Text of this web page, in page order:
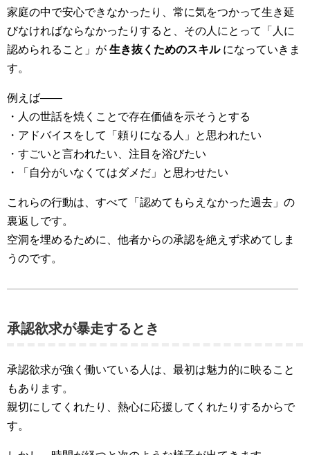
家庭の中で安心できなかったり、常に気をつかって生き延
びなければならなかったりすると、その人にとって「人に
認められること」が 生き抜くためのスキルになっていきま
す。
例えば——
・人の世話を焼くことで存在価値を示そうとする
・アドバイスをして「頼りになる人」と思われたい
・すごいと言われたい、注目を浴びたい
・「自分がいなくてはダメだ」と思わせたい
これらの行動は、すべて「認めてもらえなかった過去」の
裏返しです。
空洞を埋めるために、他者からの承認を絶えず求めてしま
うのです。
承認欲求が暴走するとき
承認欲求が強く働いている人は、最初は魅力的に映ること
もあります。
親切にしてくれたり、熱心に応援してくれたりするからで
す。